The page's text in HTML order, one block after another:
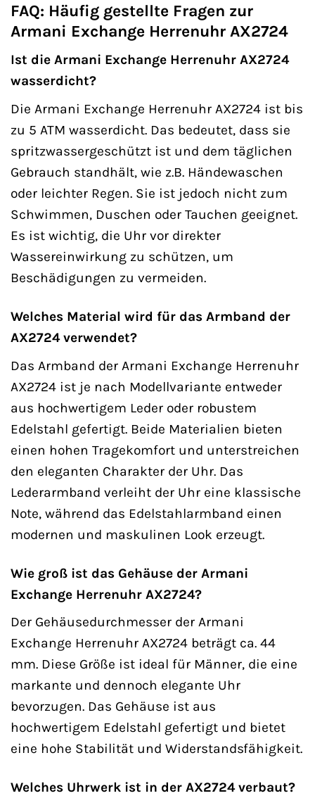
FAQ: Häufig gestellte Fragen zur
Armani Exchange Herrenuhr AX2724
Ist die Armani Exchange Herrenuhr AX2724
wasserdicht?
Die Armani Exchange Herrenuhr AX2724 ist bis
zu 5 ATM wasserdicht. Das bedeutet, dass sie
spritzwassergeschützt ist und dem täglichen
Gebrauch standhält, wie z.B. Händewaschen
oder leichter Regen. Sie ist jedoch nicht zum
Schwimmen, Duschen oder Tauchen geeignet.
Es ist wichtig, die Uhr vor direkter
Wassereinwirkung zu schützen, um
Beschädigungen zu vermeiden.
Welches Material wird für das Armband der
AX2724 verwendet?
Das Armband der Armani Exchange Herrenuhr
AX2724 ist je nach Modellvariante entweder
aus hochwertigem Leder oder robustem
Edelstahl gefertigt. Beide Materialien bieten
einen hohen Tragekomfort und unterstreichen
den eleganten Charakter der Uhr. Das
Lederarmband verleiht der Uhr eine klassische
Note, während das Edelstahlarmband einen
modernen und maskulinen Look erzeugt.
Wie groß ist das Gehäuse der Armani
Exchange Herrenuhr AX2724?
Der Gehäusedurchmesser der Armani
Exchange Herrenuhr AX2724 beträgt ca. 44
mm. Diese Größe ist ideal für Männer, die eine
markante und dennoch elegante Uhr
bevorzugen. Das Gehäuse ist aus
hochwertigem Edelstahl gefertigt und bietet
eine hohe Stabilität und Widerstandsfähigkeit.
Welches Uhrwerk ist in der AX2724 verbaut?